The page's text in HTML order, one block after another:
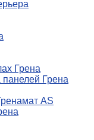
Грена
Грена
AS